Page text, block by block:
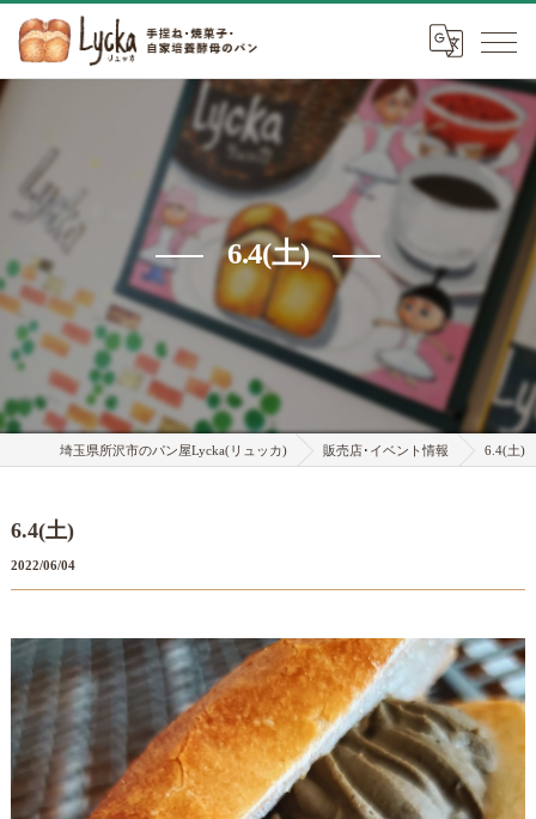
6.4(土)
埼玉県所沢市のパン屋Lycka(リュッカ) 販売店･イベント情報 6.4(土)
6.4(土)
2022/06/04